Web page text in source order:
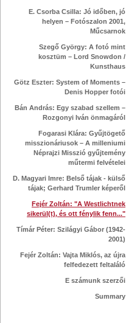
E. Csorba Csilla: Jó időben, jó
helyen – Fotószalon 2001,
Műcsarnok
Szegő György: A fotó mint
kosztüm – Lord Snowdon /
Kunsthaus
Götz Eszter: System of Moments –
Denis Hopper fotói
Bán András: Egy szabad szellem –
Rozgonyi Iván önmagáról
Fogarasi Klára: Gyűjtögető
misszionáriusok – A milleniumi
Néprajzi Misszió gyűjtemény
műtermi felvételei
D. Magyari Imre: Belső tájak - külső
tájak; Gerhard Trumler képeről
Fejér Zoltán: "A Westlichtnek
sikerül(t), és ott fénylik fenn..."
Tímár Péter: Szilágyi Gábor (1942-
2001)
Fejér Zoltán: Vajta Miklós, az újra
felfedezett feltaláló
E számunk szerzői
Summary